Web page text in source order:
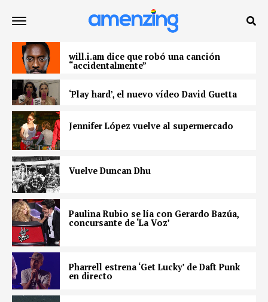
will.i.am dice que robó una canción
“accidentalmente”
‘Play hard’, el nuevo vídeo David Guetta
Jennifer López vuelve al supermercado
Vuelve Duncan Dhu
Paulina Rubio se lía con Gerardo Bazúa,
concursante de ‘La Voz’
Pharrell estrena ‘Get Lucky’ de Daft Punk
en directo